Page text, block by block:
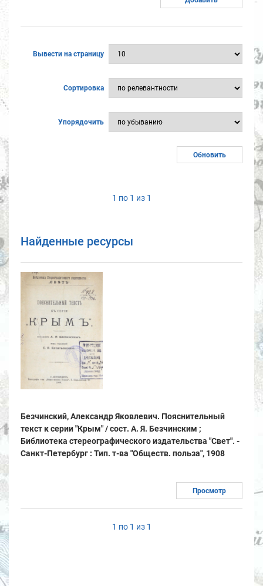
Вывести на страницу
Сортировка
Упорядочить
1 по 1 из 1
Найденные ресурсы
Безчинский, Александр Яковлевич. Пояснительный
текст к серии "Крым" / сост. А. Я. Безчинским ;
Библиотека стереографического издательства "Свет". -
Санкт-Петербург : Тип. т-ва "Обществ. польза", 1908
Просмотр
1 по 1 из 1